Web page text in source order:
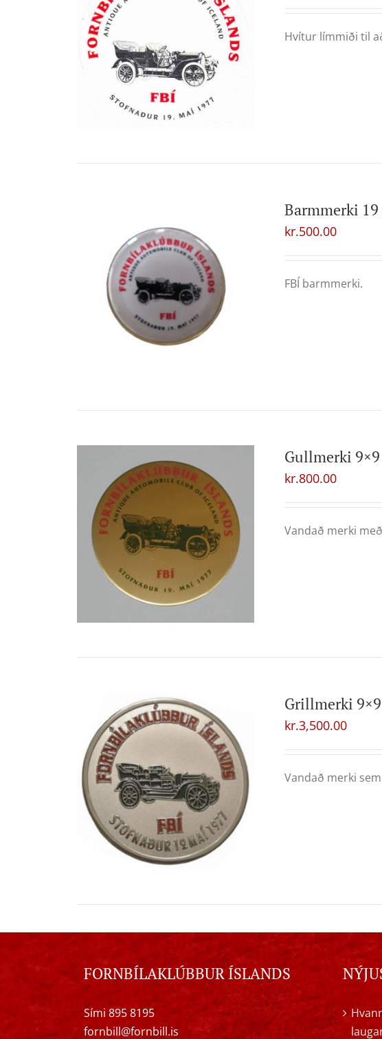
Hvítur límmiði til
Barmmerki
kr.500.00
FBÍ barmmerki.
Gullmerki
kr.800.00
Vandað merki
Grillmerki
kr.3,500.00
Vandað merki
FORNBÍLAKLÚBBUR ÍSLANDS
Sími 895 8195
fornbill@fornbill.is